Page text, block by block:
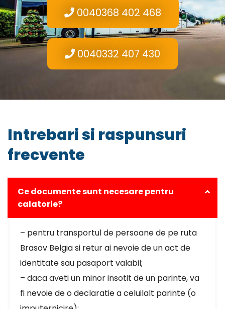
0040368 402 468
0040332 407 430
Intrebari si raspunsuri
frecvente
Ce documente sunt necesare pentru
calatorie?
– pentru transportul de persoane de pe ruta
Brasov Belgia si retur ai nevoie de un act de
identitate sau pasaport valabil;
– daca aveti un minor insotit de un parinte, va
fi nevoie de o declaratie a celuilalt parinte (o